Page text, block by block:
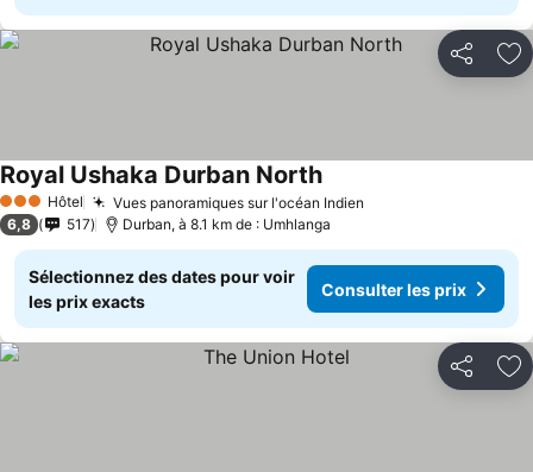
Partager
3 ÉtoilesHôtel Vues panoramiques sur l'océan Indien
Royal Ushaka Durban North
6,8 517 Durban, à 8.1 km de : Umhlanga
Sélectionnez des dates pour voir
les prix exacts
Consulter les prix
Partager